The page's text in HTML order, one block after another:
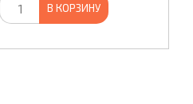
В КОРЗИНУ